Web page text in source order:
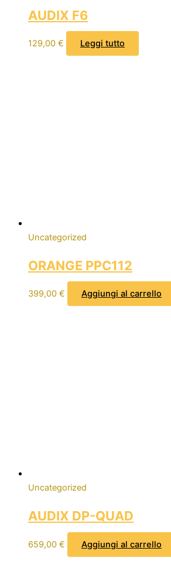
AUDIX F6
129,00 € Leggi tutto
Uncategorized
ORANGE PPC112
399,00 € Aggiungi al carrello
Uncategorized
AUDIX DP-QUAD
659,00 € Aggiungi al carrello